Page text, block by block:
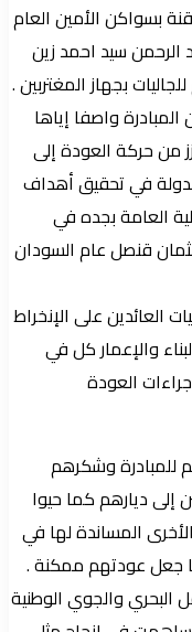
بسواكن الأمين العام
شؤون السودانيين بالخارج د٠عبد الرحمن سيد احمد زين
واصفا إياها
من حركة العودة إلى
في تحقيق أهداف
العامة بجده في
قنصل عام السودان
العائدين على الإنخراط
والإعمار كل في
العودة
للمبادرة وشكرهم
ديارهم كما حيوا
المساندة لها في
جعل عودتهم ممكنة .
البحري والجوي الوطنية